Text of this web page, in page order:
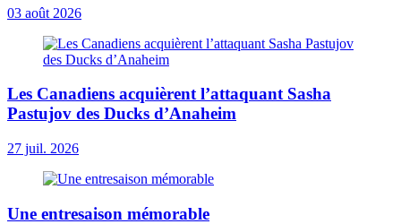
03 août 2026
Les Canadiens acquièrent l’attaquant Sasha
Pastujov des Ducks d’Anaheim
27 juil. 2026
Une entresaison mémorable